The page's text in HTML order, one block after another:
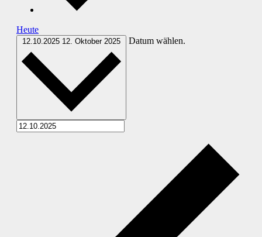
Heute
12.10.2025 12. Oktober 2025 Datum wählen.